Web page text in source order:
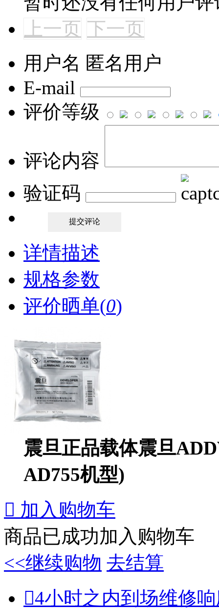
上一页 下一页
用户名 匿名用户
E-mail
评价等级
评论内容
验证码
详情描述
规格参数
评价晒单(0)
震旦正品载体震旦
AD755机型)
 加入购物车
商品已成功加入购物车
<<继续购物 去结算
4小时之内到场维修